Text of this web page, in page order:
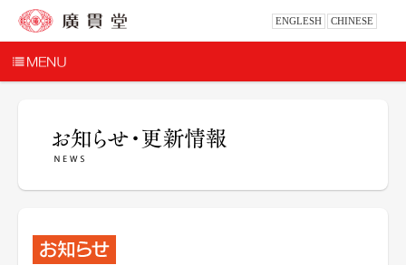
ENGLESH CHINESE